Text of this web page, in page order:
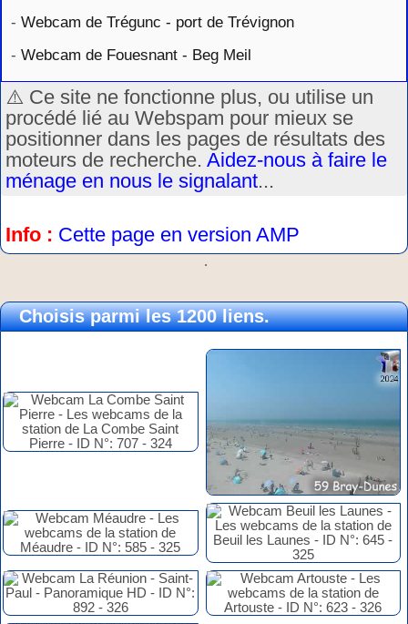
- Webcam de Trégunc - port de Trévignon
- Webcam de Fouesnant - Beg Meil
⚠️ Ce site ne fonctionne plus, ou utilise un
procédé lié au Webspam pour mieux se
positionner dans les pages de résultats des
moteurs de recherche. Aidez-nous à faire le
ménage en nous le signalant...
Info : Cette page en version AMP
.
Choisis parmi les 1200 liens.